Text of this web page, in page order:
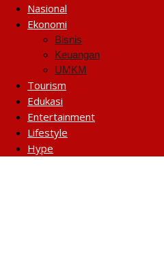
Nasional
Ekonomi
Bisnis
Keuangan
UMKM
Tourism
Edukasi
Entertainment
Lifestyle
Hype